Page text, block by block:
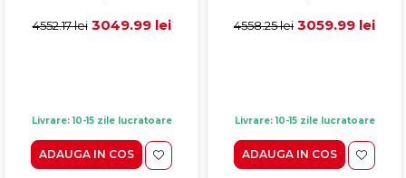
MDF, alb rustic
4552.17 lei 3049.99 lei
Livrare: 10-15 zile lucratoare
ADAUGA IN COS
MDF, fag
4558.25 lei 3059.99 lei
Livrare: 10-15 zile lucratoare
ADAUGA IN COS